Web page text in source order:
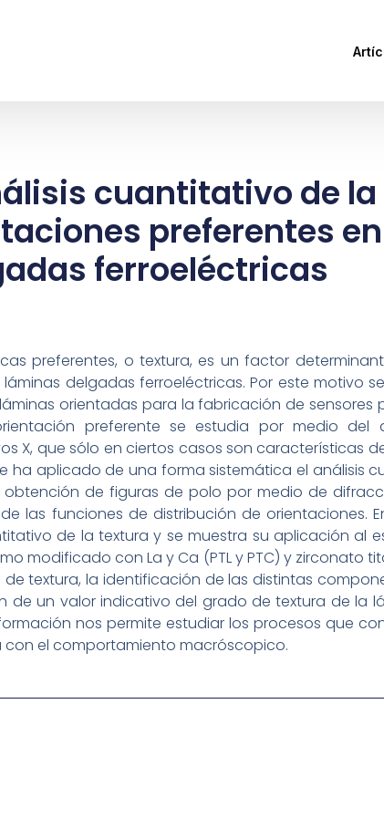
cuantitativo de
preferentes
ferroeléctricas
preferentes, o textura, es un factor
delgadas ferroeléctricas. Por este motivo
orientadas para la fabricación de sensores
preferente se estudia por medio del
X, que sólo en ciertos casos son características
ha aplicado de una forma sistemática el análisis
de figuras de polo por medio de
las funciones de distribución de orientaciones.
de la textura y se muestra su aplicación al
modificado con La y Ca (PTL y PTC) y zirconato
textura, la identificación de las distintas
un valor indicativo del grado de textura de la
nos permite estudiar los procesos que
con el comportamiento macróscopico.